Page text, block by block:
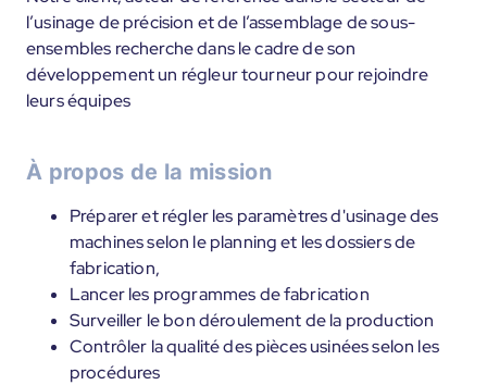
l’usinage de précision et de l’assemblage de sous-
ensembles recherche dans le cadre de son
développement un régleur tourneur pour rejoindre
leurs équipes
À propos de la mission
Préparer et régler les paramètres d'usinage des
machines selon le planning et les dossiers de
fabrication,
Lancer les programmes de fabrication
Surveiller le bon déroulement de la production
Contrôler la qualité des pièces usinées selon les
procédures